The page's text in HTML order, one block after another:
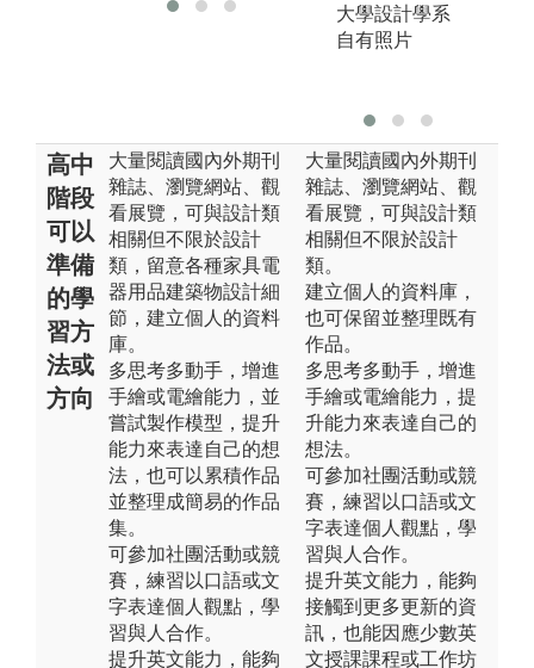
大學設計學系
自有照片
高中
階段
可以
準備
的學
習方
法或
方向
大量閱讀國內外期刊
雜誌、瀏覽網站、觀
看展覽，可與設計類
相關但不限於設計
類，留意各種家具電
器用品建築物設計細
節，建立個人的資料
庫。
多思考多動手，增進
手繪或電繪能力，並
嘗試製作模型，提升
能力來表達自己的想
法，也可以累積作品
並整理成簡易的作品
集。
可參加社團活動或競
賽，練習以口語或文
字表達個人觀點，學
習與人合作。
提升英文能力，能夠
大量閱讀國內外期刊
雜誌、瀏覽網站、觀
看展覽，可與設計類
相關但不限於設計
類。
建立個人的資料庫，
也可保留並整理既有
作品。
多思考多動手，增進
手繪或電繪能力，提
升能力來表達自己的
想法。
可參加社團活動或競
賽，練習以口語或文
字表達個人觀點，學
習與人合作。
提升英文能力，能夠
接觸到更多更新的資
訊，也能因應少數英
文授課課程或工作坊